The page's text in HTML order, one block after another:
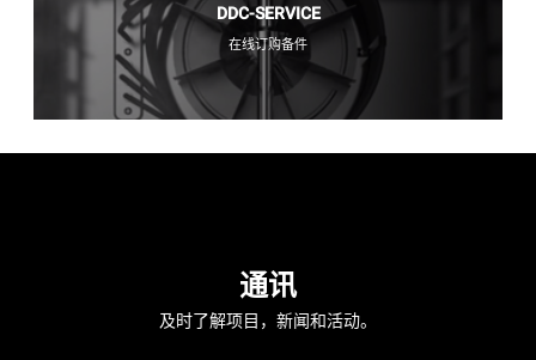
DDC-SERVICE
在线订购备件
通讯
及时了解项目，新闻和活动。